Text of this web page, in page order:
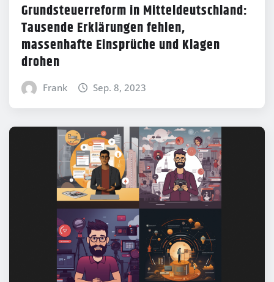
Grundsteuerreform in Mitteldeutschland:
Tausende Erklärungen fehlen,
massenhafte Einsprüche und Klagen
drohen
Frank Sep. 8, 2023